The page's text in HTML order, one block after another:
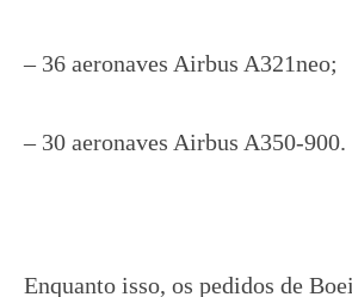
– 36 aeronaves Airbus A321neo;
– 30 aeronaves Airbus A350-900.
Enquanto isso, os pedidos de